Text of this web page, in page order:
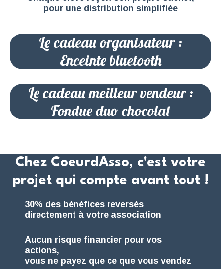
pour une distribution simplifiée
Le cadeau organisateur :
Enceinte bluetooth
Le cadeau meilleur vendeur :
Fondue duo chocolat
Chez CoeurdAsso, c'est votre
projet qui compte avant tout !
30% des bénéfices reversés
directement à votre association
Aucun risque financier pour vos
actions,
vous ne payez que ce que vous vendez